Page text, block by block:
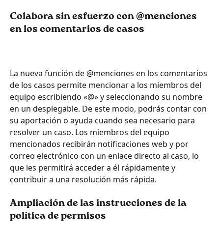
Colabora sin esfuerzo con @menciones
en los comentarios de casos
La nueva función de @menciones en los comentarios
de los casos permite mencionar a los miembros del
equipo escribiendo «@» y seleccionando su nombre
en un desplegable. De este modo, podrás contar con
su aportación o ayuda cuando sea necesario para
resolver un caso. Los miembros del equipo
mencionados recibirán notificaciones web y por
correo electrónico con un enlace directo al caso, lo
que les permitirá acceder a él rápidamente y
contribuir a una resolución más rápida.
Ampliación de las instrucciones de la
política de permisos